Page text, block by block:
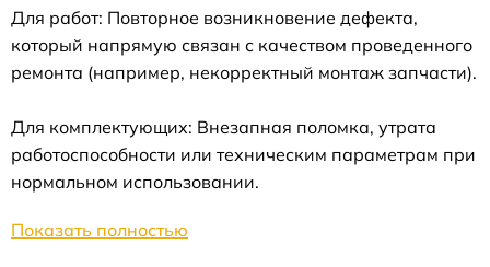
Для работ: Повторное возникновение дефекта,
который напрямую связан с качеством проведенного
ремонта (например, некорректный монтаж запчасти).
Для комплектующих: Внезапная поломка, утрата
работоспособности или техническим параметрам при
нормальном использовании.
Показать полностью